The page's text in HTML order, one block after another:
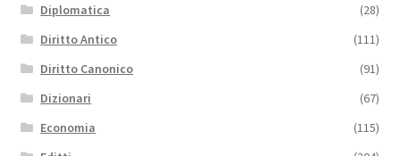
Diplomatica
(28)
Diritto Antico
(111)
Diritto Canonico
(91)
Dizionari
(67)
Economia
(115)